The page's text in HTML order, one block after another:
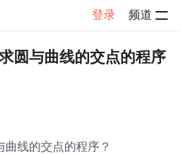
登录 频道
帖子详情
圆与曲线的交点的程序
线的交点的程序？